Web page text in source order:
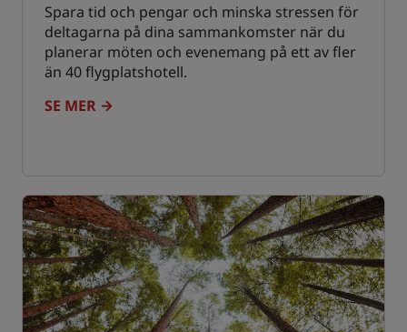
Spara tid och pengar och minska stressen för
deltagarna på dina sammankomster när du
planerar möten och evenemang på ett av fler
än 40 flygplatshotell.
SE MER